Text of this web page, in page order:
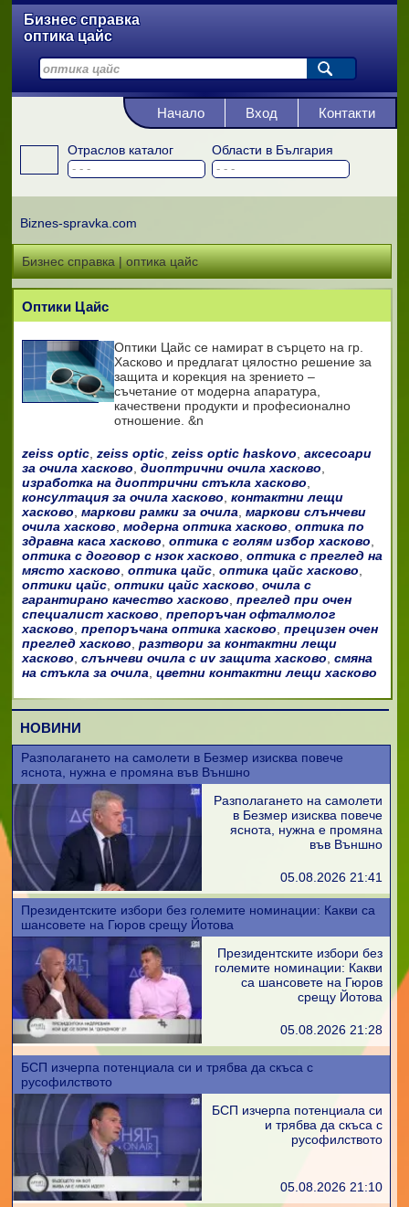
Бизнес справка
оптика цайс
Отраслов каталог Области в България
Начало Вход Контакти
Biznes-spravka.com
Бизнес справка | оптика цайс
Оптики Цайс
Оптики Цайс се намират в сърцето на гр.
Хасково и предлагат цялостно решение за
защита и корекция на зрението –
съчетание от модерна апаратура,
качествени продукти и професионално
отношение. &n
zeiss optic, zeiss optic, zeiss optic haskovo аксесоари
за очила хасково диоптрични очила хасково
изработка на диоптрични стъкла хасково
консултация за очила хасково контактни лещи
хасково маркови рамки за очила маркови слънчеви
очила хасково модерна оптика хасково оптика по
здравна каса хасково оптика с голям избор хасково
оптика с договор с нзок хасково оптика с преглед на
място хасково оптика цайс, оптика цайс хасково
оптики цайс, оптики цайс хасково очила с
гарантирано качество хасково преглед при очен
специалист хасково препоръчан офталмолог
хасково препоръчана оптика хасково прецизен очен
преглед хасково разтвори за контактни лещи
хасково слънчеви очила с uv защита хасково смяна
на стъкла за очила цветни контактни лещи хасково
НОВИНИ
Разполагането на самолети в Безмер изисква повече
яснота, нужна е промяна във Външно
Разполагането на самолети
в Безмер изисква повече
яснота, нужна е промяна
във Външно
05.08.2026 21:41
Президентските избори без големите номинации: Какви са
шансовете на Гюров срещу Йотова
Президентските избори без
големите номинации: Какви
са шансовете на Гюров
срещу Йотова
05.08.2026 21:28
БСП изчерпа потенциала си и трябва да скъса с
русофилството
БСП изчерпа потенциала си
и трябва да скъса с
русофилството
05.08.2026 21:10